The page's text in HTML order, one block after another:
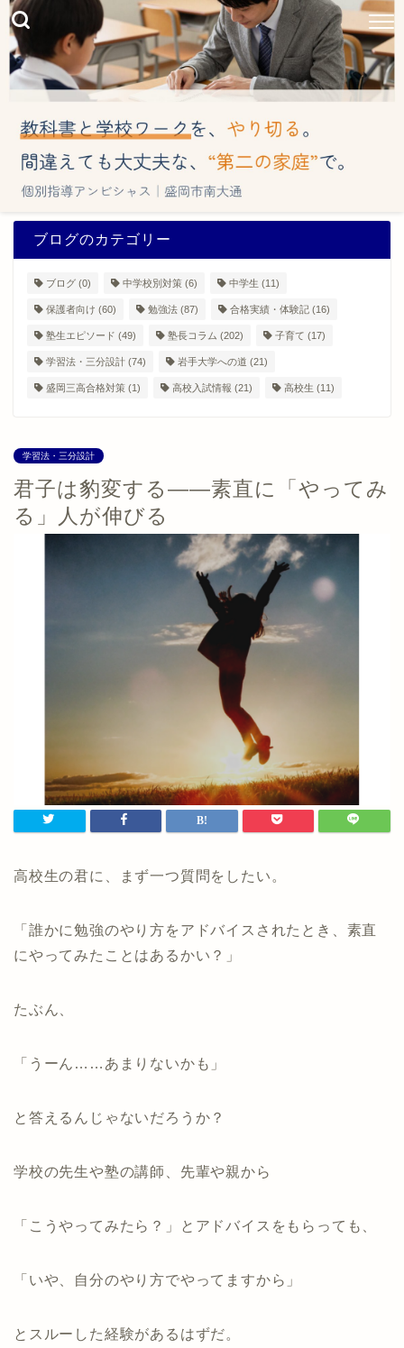
ブログのカテゴリー
ブログ (0) 中学校別対策 (6) 中学生 (11)
保護者向け (60) 勉強法 (87) 合格実績・体験記 (16)
塾生エピソード (49) 塾長コラム (202) 子育て (17)
学習法・三分設計 (74) 岩手大学への道 (21)
盛岡三高合格対策 (1) 高校入試情報 (21) 高校生 (11)
学習法・三分設計
君子は豹変する――素直に「やってみ
る」人が伸びる
高校生の君に、まず一つ質問をしたい。
「誰かに勉強のやり方をアドバイスされたとき、素直
にやってみたことはあるかい？」
たぶん、
「うーん……あまりないかも」
と答えるんじゃないだろうか？
学校の先生や塾の講師、先輩や親から
「こうやってみたら？」とアドバイスをもらっても、
「いや、自分のやり方でやってますから」
とスルーした経験があるはずだ。